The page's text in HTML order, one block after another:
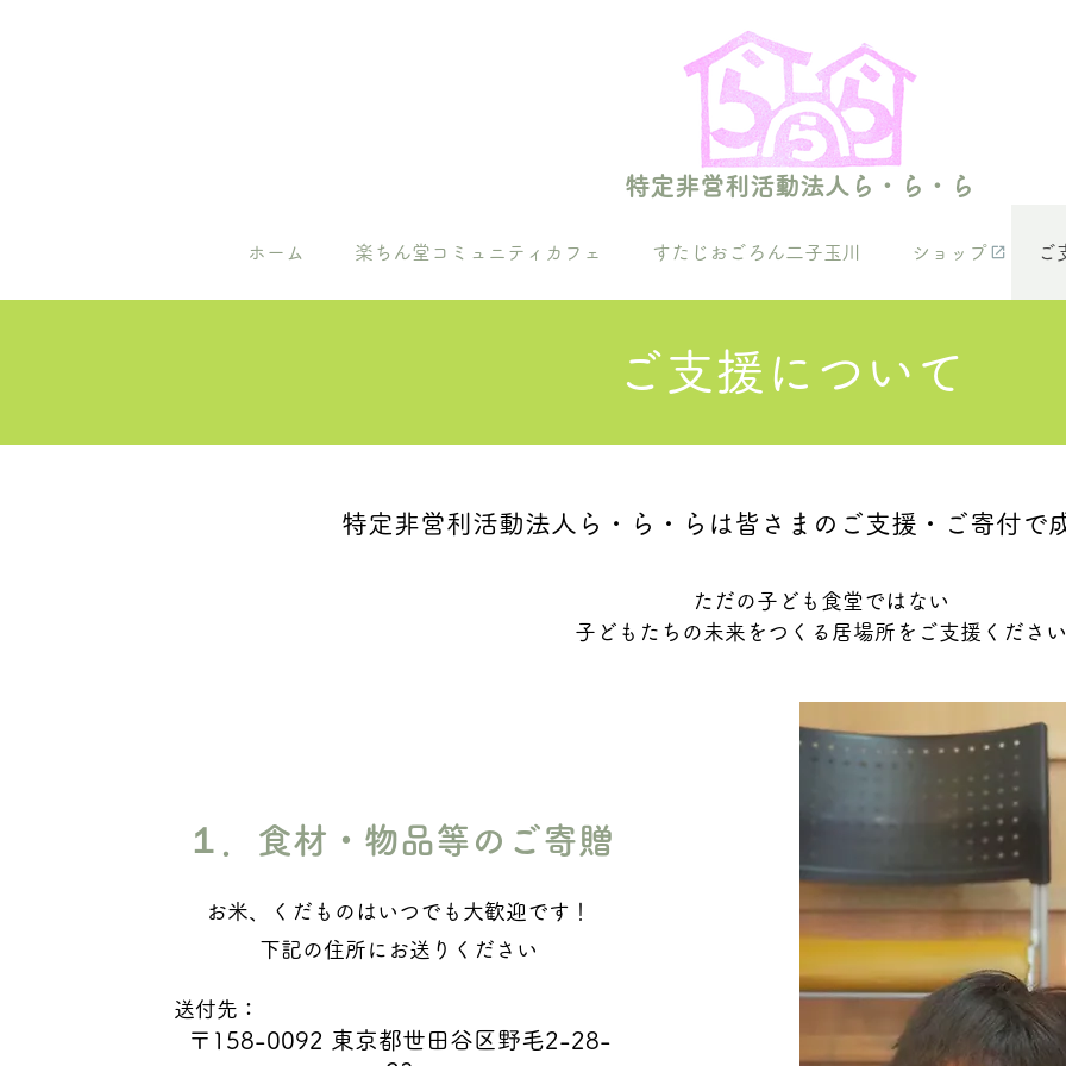
特定非営利活動法人ら・ら・ら
ホーム 楽ちん堂コミュニティカフェ すたじおごろん二子玉川 ショップ ご
ご支援について
特定非営利活動法人ら・ら・らは皆さまのご支援・ご寄付で
ただの子ども食堂ではない
子どもたちの未来をつくる居場所をご支援ください
１．食材・物品等のご寄贈
お米、くだものはいつでも大歓迎です！
​下記の住所にお送りください
送付先 ：
〒158-0092 東京都世田谷区野毛2-28-